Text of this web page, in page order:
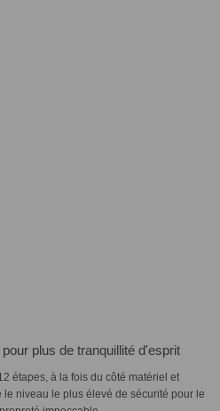
plus de tranquillité d'esprit
étapes, à la fois du côté matériel et
le niveau le plus élevé de sécurité pour le